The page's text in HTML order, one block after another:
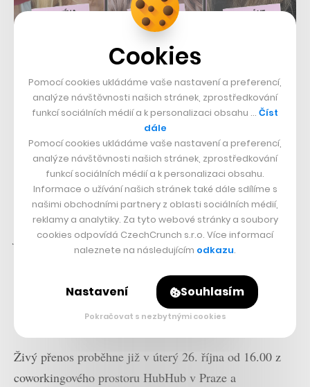
„Ta zkušenost je jedinečná. Nebojte se přihlásit s
jakýmkoliv nápadem – během soutěže je dost času na to
ho zrealizovat a zdokonalovat. Myslíme si, že důležité je
hlavně mít chuť jít do toho a vyzkoušet si, co to
říkají autoři projektu Reair Dominik Klement
a Jiří Janoušek.
Živý přenos proběhne již v úterý 26. října od 16.00 z
coworkingového prostoru HubHub v Praze a
Cookies
Pomocí cookies ukládáme vaše nastavení a preferencí,
analýze návštěvnosti našich stránek, zprostředkování
funkcí sociálních médií a k personalizaci obsahu … Číst
dále
Pomocí cookies ukládáme vaše nastavení a preferencí,
analýze návštěvnosti našich stránek, zprostředkování
funkcí sociálních médií a k personalizaci obsahu.
Informace o užívání našich stránek také dále sdílíme s
našimi obchodními partnery z oblasti sociálních médií,
reklamy a analytiky. Za tyto webové stránky a soubory
cookies odpovídá CzechCrunch s.r.o. Více informací
naleznete na následujícím odkazu.
Nastavení Souhlasím
Pokračovat s nezbytnými cookies